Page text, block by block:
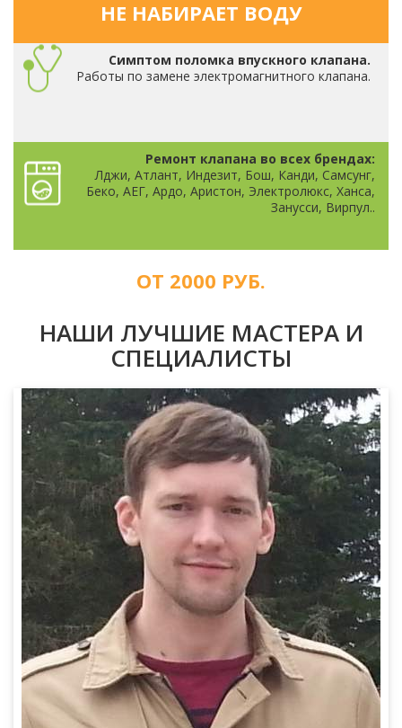
НЕ НАБИРАЕТ ВОДУ
Симптом поломка впускного клапана.
Работы по замене электромагнитного клапана.
Ремонт клапана во всех брендах:
Лджи, Атлант, Индезит, Бош, Канди, Самсунг,
Беко, АЕГ, Ардо, Аристон, Электролюкс, Ханса,
Занусси, Вирпул..
ОТ 2000 РУБ.
НАШИ ЛУЧШИЕ МАСТЕРА И
СПЕЦИАЛИСТЫ